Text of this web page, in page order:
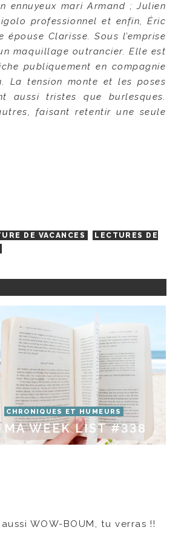
ennuyeux mari Armand ; Julien
professionnel et enfin, Éric
Clarisse. Sous l’emprise
maquillage outrancier. Elle est
publiquement en compagnie
La tension monte et les poses
aussi tristes que burlesques.
faisant retentir une seule
DE VACANCES
LECTURES DE
CHRONIQUES ET HUMEURS
MA WEEK LIST #338
WOW-BOUM, tu verras !!